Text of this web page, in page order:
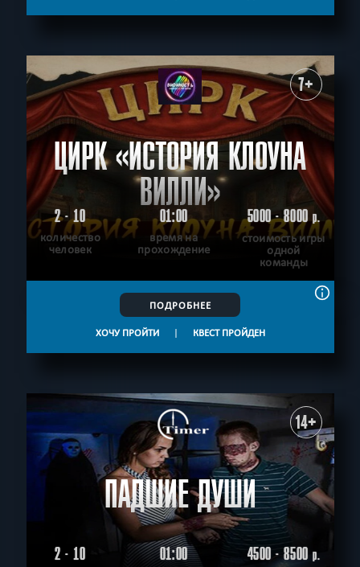
СБРОСИТЬ ФИЛЬТР ВСЕ КВЕСТЫ
7+
ЦИРК «ИСТОРИЯ КЛОУНА
ВИЛЛИ»
2 - 10
количество
человек
01:00
время на
прохождение
5000 - 8000р.
стоимость игры
одной
команды
ПОДРОБНЕЕ
ХОЧУ ПРОЙТИ | КВЕСТ ПРОЙДЕН
14+
ПАДШИЕ ДУШИ
2 - 10 01:00 4500 - 8500р.